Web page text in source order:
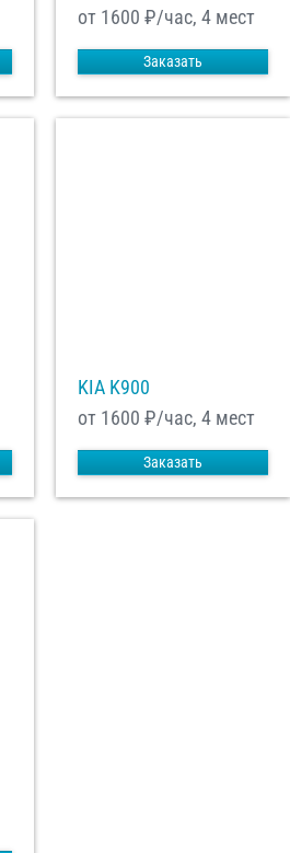
от 1600 ₽/час, 4 мест
Заказать
KIA K900
от 1600 ₽/час, 4 мест
Заказать